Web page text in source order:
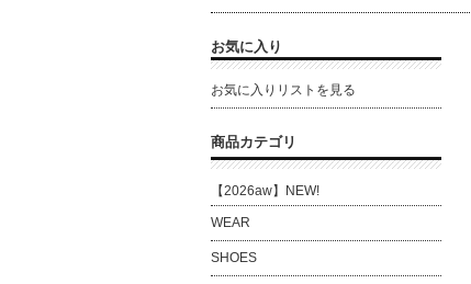
お気に入り
お気に入りリストを見る
商品カテゴリ
【2026aw】NEW!
WEAR
SHOES